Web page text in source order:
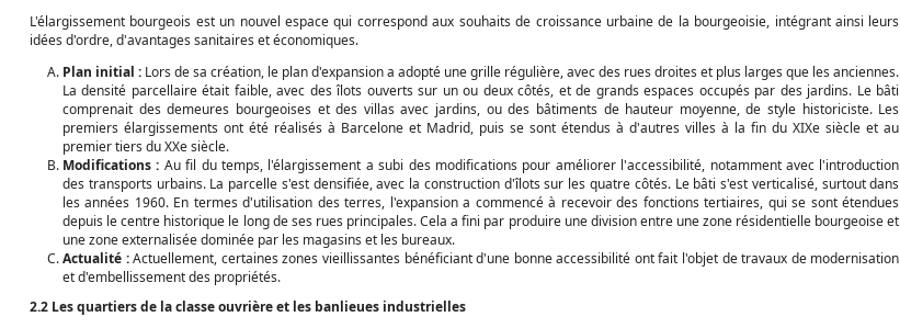
L'élargissement bourgeois est un nouvel espace qui correspond aux souhaits de croissance urbaine de la bourgeoisie, intégrant ainsi leurs
idées d'ordre, d'avantages sanitaires et économiques.
Plan initial : Lors de sa création, le plan d'expansion a adopté une grille régulière, avec des rues droites et plus larges que les anciennes.
La densité parcellaire était faible, avec des îlots ouverts sur un ou deux côtés, et de grands espaces occupés par des jardins. Le bâti
comprenait des demeures bourgeoises et des villas avec jardins, ou des bâtiments de hauteur moyenne, de style historiciste. Les
premiers élargissements ont été réalisés à Barcelone et Madrid, puis se sont étendus à d'autres villes à la fin du XIXe siècle et au
premier tiers du XXe siècle.
Modifications : Au fil du temps, l'élargissement a subi des modifications pour améliorer l'accessibilité, notamment avec l'introduction
des transports urbains. La parcelle s'est densifiée, avec la construction d'îlots sur les quatre côtés. Le bâti s'est verticalisé, surtout dans
les années 1960. En termes d'utilisation des terres, l'expansion a commencé à recevoir des fonctions tertiaires, qui se sont étendues
depuis le centre historique le long de ses rues principales. Cela a fini par produire une division entre une zone résidentielle bourgeoise et
une zone externalisée dominée par les magasins et les bureaux.
Actualité :Actuellement, certaines zones vieillissantes bénéficiant d'une bonne accessibilité ont fait l'objet de travaux de modernisation
et d'embellissement des propriétés.
2.2 Les quartiers de la classe ouvrière et les banlieues industrielles